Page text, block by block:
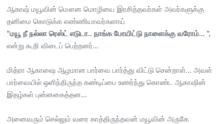
ஆகாஷ் மயூவின் மௌன மொழியை இரசித்தவர்கள் அவர்களுக்கு
தனிமை கொடுக்க எண்ணியாவர்களாய்
"மயூ நீ நல்லா ரெஸ்ட் எடுடா.. நாங்க போயிட்டு நாளைக்கு வரோம்... ",
என்று கூறி விடைப் பெற்றனர்...
மித்ரா ஆகாஷை ஆழமான பார்வை பார்த்து விட்டு சென்றாள்... அவள்
பார்வையில் ஒளிந்திருந்த கண்டிப்பை உணர்ந்து கொண்ட ஆகாஷின்
இதழ்கள் புன்னகைத்தன...
அனைவரும் செல்லும் வரை காத்திருந்தவன் மயூவின் அருகே